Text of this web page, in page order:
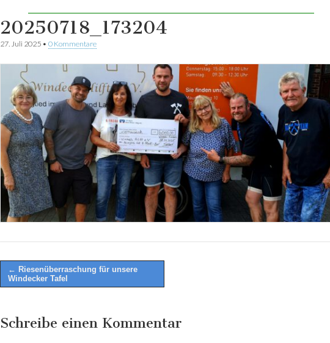
20250718_173204
27. Juli 2025 • 0 Kommentare
Post
navigation
← Riesenüberraschung für unsere
Windecker Tafel
Schreibe einen Kommentar